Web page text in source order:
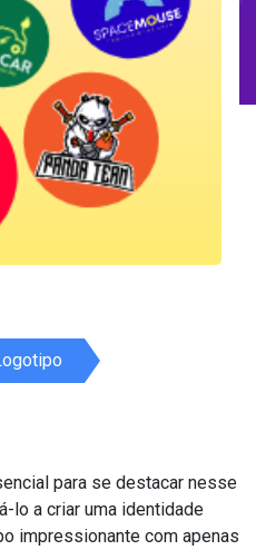
para se destacar nesse
lo a criar uma identidade
impressionante com apenas